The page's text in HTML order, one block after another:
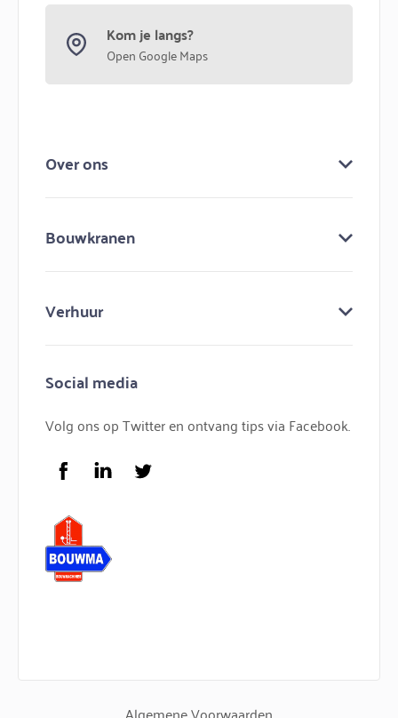
Kom je langs?
Open Google Maps
Over ons
Keuringen
Bouwkranen
Lijmkranen
Hijskranen
Verhuur
Bouwkraan huren
Bouwlift huren
FAQ
Social media
Volg ons op Twitter en ontvang tips via Facebook.
FacebookLinkedInTwitter